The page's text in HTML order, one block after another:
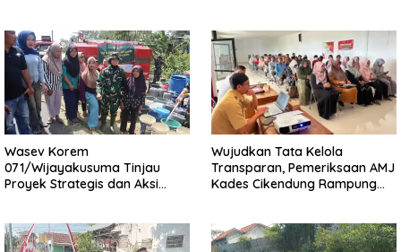
Wasev Korem
071/Wijayakusuma Tinjau
Proyek Strategis dan Aksi
Wujudkan Tata Kelola
Transparan, Pemeriksaan AMJ
Kades Cikendung Rampung